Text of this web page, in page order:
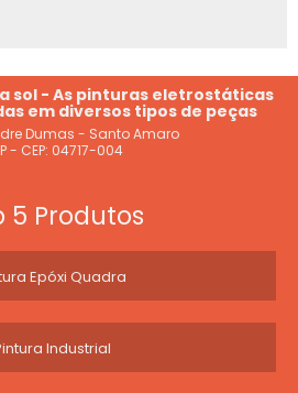
sol - As pinturas eletrostáticas
em diversos tipos de peças
Dumas - Santo Amaro
- CEP: 04717-004
5 Produtos
Epóxi Quadra
Industrial